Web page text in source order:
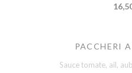
PACCHERI
Sauce tomate, ail,